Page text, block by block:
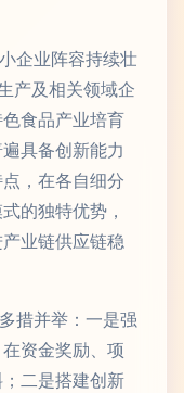
企业阵容持续壮
产及相关领域企
食品产业培育
具备创新能力
，在各自细分
的独特优势，
业链供应链稳
措并举：一是强
资金奖励、项
二是搭建创新